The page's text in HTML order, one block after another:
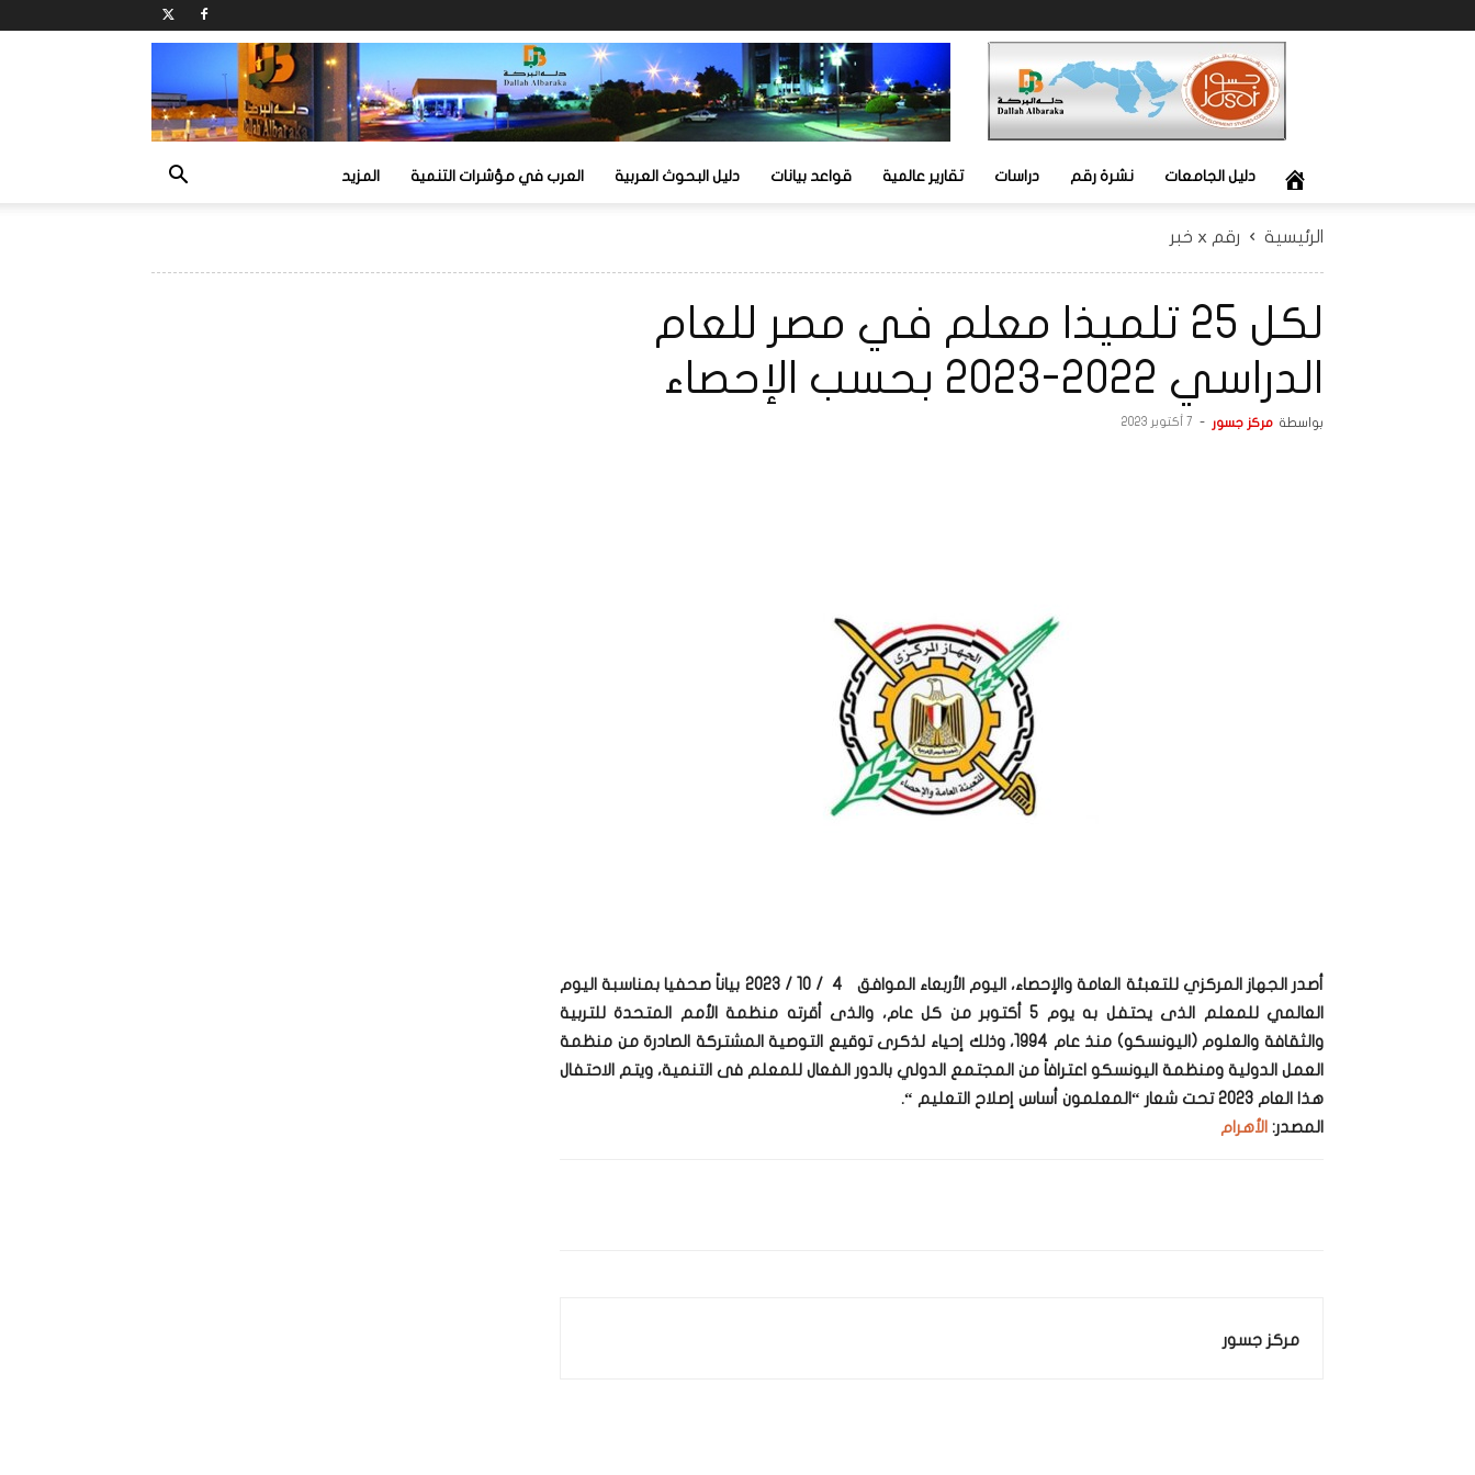
دليل الجامعات نشرة رقم دراسات تقارير عالمية قواعد بيانات دليل البحوث العربية العرب في مؤشرات التنمية المزيد
الرئيسية رقم x خبر
لكل 25 تلميذا معلم في مصر للعام
الدراسي 2022-2023 بحسب الإحصاء
بواسطة مركز جسور - 7 أكتوبر 2023
أصدر الجهاز المركزي للتعبئة العامة والإحصاء، اليوم الأربعاء الموافق 4 / 10 / 2023 بياناً صحفيا بمناسبة اليوم
العالمي للمعلم الذى يحتفل به يوم 5 أكتوبر من كل عام، والذى أقرته منظمة الأمم المتحدة للتربية
والثقافة والعلوم (اليونسكو) منذ عام 1994، وذلك إحياء لذكرى توقيع التوصية المشتركة الصادرة من منظمة
العمل الدولية ومنظمة اليونسكو اعترافاً من المجتمع الدولي بالدور الفعال للمعلم فى التنمية، ويتم الاحتفال
هذا العام 2023 تحت شعار “المعلمون أساس إصلاح التعليم “.
المصدر: الأهرام
مركز جسور